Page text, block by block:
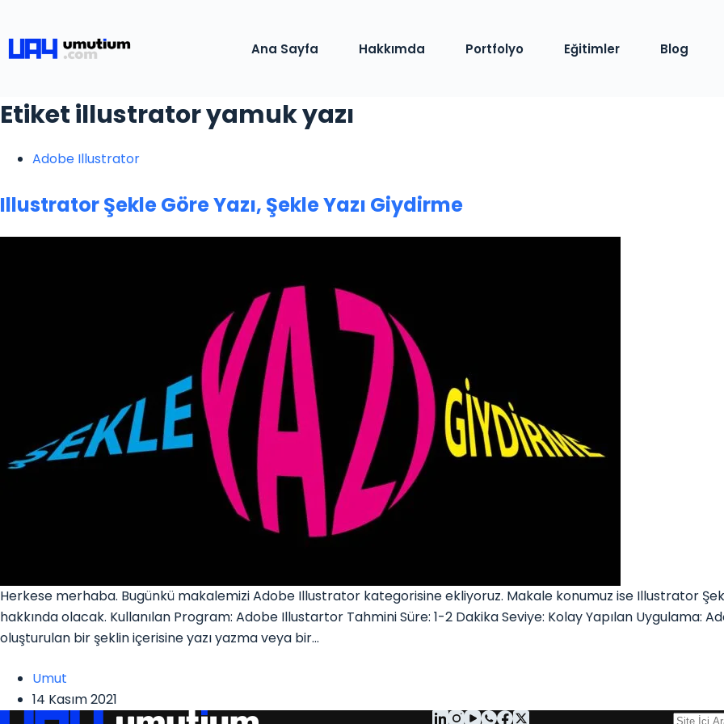
Ana Sayfa Hakkımda Portfolyo Eğitimler Blog
Etiketillustrator yamuk yazı
Adobe Illustrator
Illustrator Şekle Göre Yazı, Şekle Yazı Giydirme
Herkese merhaba. Bugünkü makalemizi Adobe Illustrator kategorisine ekliyoruz. Makale konumuz ise Illustrator
hakkında olacak. Kullanılan Program: Adobe Illustartor Tahmini Süre: 1-2 Dakika Seviye: Kolay Yapılan Uygulama:
oluşturulan bir şeklin içerisine yazı yazma veya bir…
Umut
14 Kasım 2021